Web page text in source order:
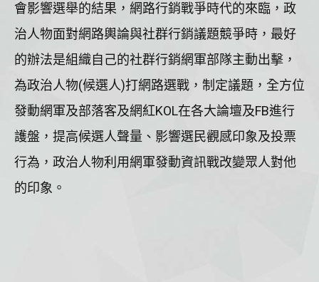
會影響選舉的結果，網路行銷戰爭時代的來臨，政
治人物面對網路輿論與社群行銷議題競爭時，最好
的辦法是組織自己的社群行銷網軍部隊主動出擊，
為政治人物(候選人)打網路選戰，制定議題，全方位
發動網軍及部落客及網紅KOL在各大論壇及FB進行
護盤，提高候選人聲量、影響選民觀感印象及投票
行為，政治人物利用網軍發動資訊戰改變眾人對他
的印象。